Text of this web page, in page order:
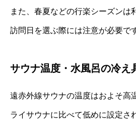
また、春夏などの行楽シーズンは
訪問日を選ぶ際には注意が必要で
サウナ温度・水風呂の冷え
遠赤外線サウナの温度はおよそ高
ライサウナに比べて低めに設定さ